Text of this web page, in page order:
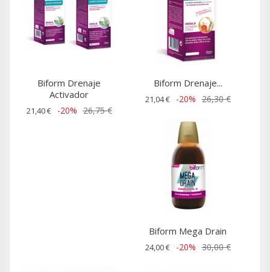
Biform Drenaje
Activador
21,40 € -20% 26,75 €
Biform Drenaje...
21,04 € -20% 26,30 €
Biform Mega Drain
24,00 € -20% 30,00 €